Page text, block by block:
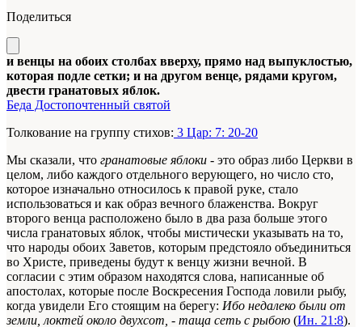
Поделиться
и венцы на обоих столбах вверху, прямо над выпуклостью,
которая подле сетки; и на другом венце, рядами кругом,
двести гранатовых яблок.
Беда Достопочтенный святой
Толкование на группу стихов: 3 Цар: 7: 20-20
Мы сказали, что гранатовые яблоки - это образ либо Церкви в
целом, либо каждого отдельного верующего, но число сто,
которое изначально относилось к правой руке, стало
использоваться и как образ вечного блаженства. Вокруг
второго венца расположено было в два раза больше этого
числа гранатовых яблок, чтобы мистически указывать на то,
что народы обоих Заветов, которым предстояло объединиться
во Христе, приведены будут к венцу жизни вечной. В
согласии с этим образом находятся слова, написанные об
апостолах, которые после Воскресения Господа ловили рыбу,
когда увидели Его стоящим на берегу: Ибо недалеко были от
земли, локтей около двухсот, - таща сеть с рыбою (Ин. 21:8).